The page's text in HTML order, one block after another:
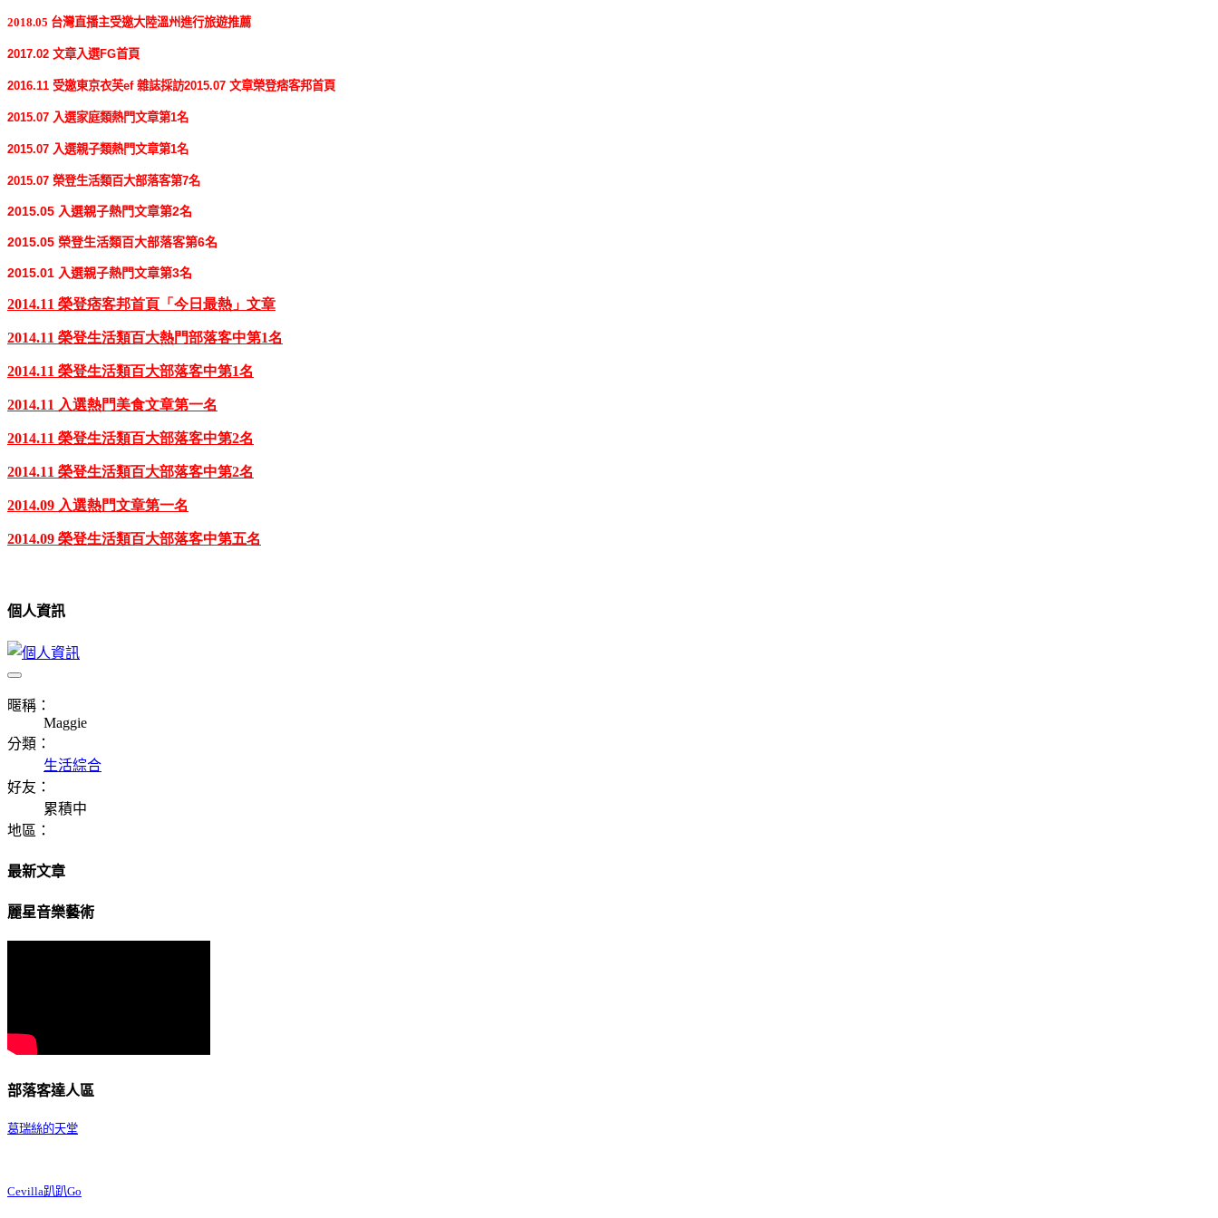
2018.05 台灣直播主受邀大陸溫州進行旅遊推薦
2017.02 文章入選FG首頁
2016.11 受邀東京衣芙ef 雜誌採訪2015.07 文章榮登痞客邦首頁
2015.07 入選家庭類熱門文章第1名
2015.07 入選親子類熱門文章第1名
2015.07 榮登生活類百大部落客第7名
2015.05 入選親子熱門文章第2名
2015.05 榮登生活類百大部落客第6名
2015.01 入選親子熱門文章第3名
2014.11 榮登痞客邦首頁「今日最熱」文章
2014.11 榮登生活類百大熱門部落客中第1名
2014.11 榮登生活類百大部落客中第1名
2014.11 入選熱門美食文章第一名
2014.11 榮登生活類百大部落客中第2名
2014.11 榮登生活類百大部落客中第2名
2014.09 入選熱門文章第一名
2014.09 榮登生活類百大部落客中第五名
個人資訊
暱稱：
Maggie
分類：
生活綜合
好友：
累積中
地區：
最新文章
麗星音樂藝術
部落客達人區
葛瑞絲的天堂
Cevilla趴趴Go